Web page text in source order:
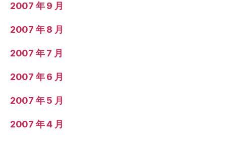
2007 年 9 月
2007 年 8 月
2007 年 7 月
2007 年 6 月
2007 年 5 月
2007 年 4 月